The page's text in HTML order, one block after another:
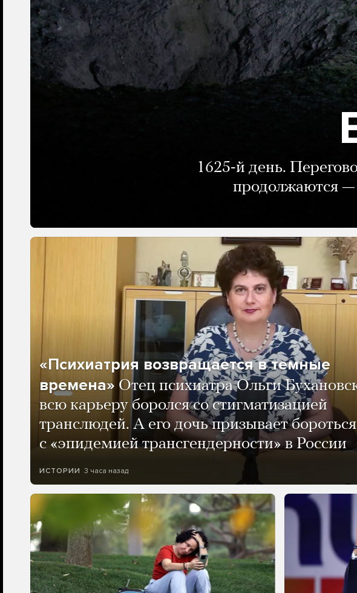
1625-й день.
продолжаются
«Психиатрия возвращается в темные
времена» Отец психиатра Ольги
всю карьеру боролся со стигматизацией
транслюдей. А его дочь призывает бороться
с «эпидемией трансгендерности» в России
ИСТОРИИ 3 часа назад